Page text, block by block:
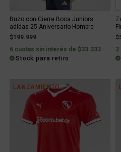
Buzo con Cierre Boca Juniors
adidas 25 Aniversario Hombre
$199.999
6 cuotas sin interés de $33.333
Stock para retiro
2
LANZAMIENTO